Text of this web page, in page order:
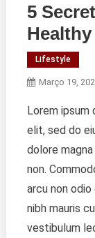
5
Lifestyle
Março 19,
Lorem
elit, sed do
dolore
non.
arcu non
nibh mauris
vestibulum